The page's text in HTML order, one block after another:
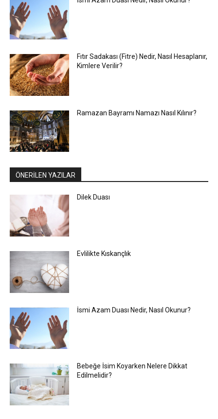
Fıtır Sadakası (Fitre) Nedir, Nasıl Hesaplanır,
Kimlere Verilir?
Ramazan Bayramı Namazı Nasıl Kılınır?
ÖNERİLEN YAZILAR
Dilek Duası
Evlilikte Kıskançlık
İsmi Azam Duası Nedir, Nasıl Okunur?
Bebeğe İsim Koyarken Nelere Dikkat
Edilmelidir?